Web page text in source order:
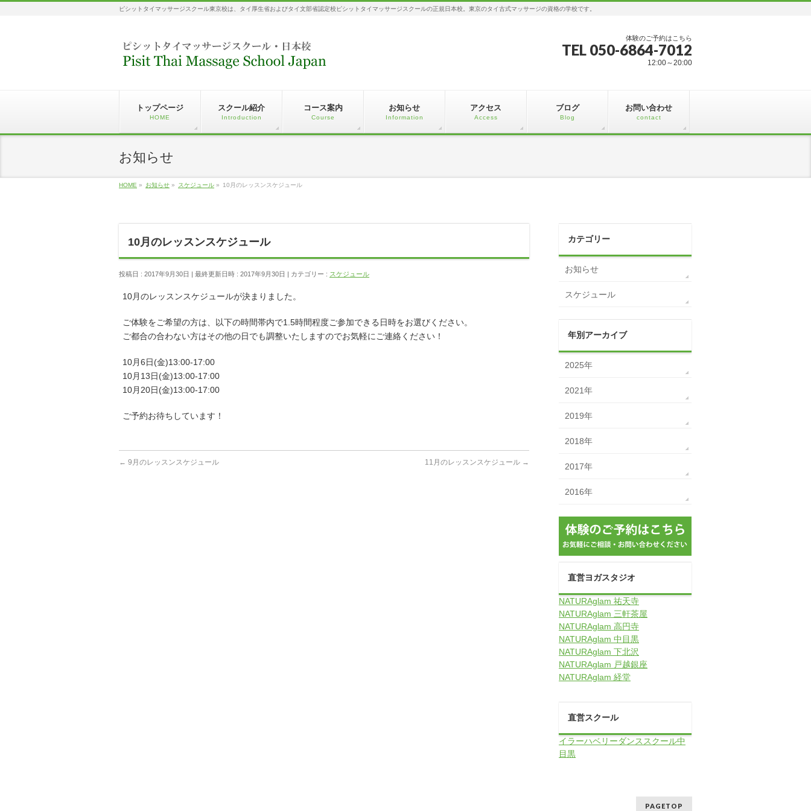
ピシットタイマッサージスクール東京校は、タイ厚生省およびタイ文部省認定校ピシットタイマッサージスクールの正規日本校。東京のタイ古式マッサージの資格の学校です。
体験のご予約はこちら
TEL 050-6864-7012
12:00～20:00
トップページ
HOME
スクール紹介
Introduction
コース案内
Course
お知らせ
Information
アクセス
Access
ブログ
Blog
お問い合わせ
contact
お知らせ
HOME » お知らせ » スケジュール » 10月のレッスンスケジュール
10月のレッスンスケジュール
投稿日 : 2017年9月30日 最終更新日時 : 2017年9月30日 カテゴリー : スケジュール
10月のレッスンスケジュールが決まりました。
ご体験をご希望の方は、以下の時間帯内で1.5時間程度ご参加できる日時をお選びください。
ご都合の合わない方はその他の日でも調整いたしますのでお気軽にご連絡ください！
10月6日(金)13:00-17:00
10月13日(金)13:00-17:00
10月20日(金)13:00-17:00
ご予約お待ちしています！
← 9月のレッスンスケジュール 11月のレッスンスケジュール →
カテゴリー
お知らせ
スケジュール
年別アーカイブ
2025年
2021年
2019年
2018年
2017年
2016年
直営ヨガスタジオ
NATURAglam 祐天寺
NATURAglam 三軒茶屋
NATURAglam 高円寺
NATURAglam 中目黒
NATURAglam 下北沢
NATURAglam 戸越銀座
NATURAglam 経堂
直営スクール
イラーハベリーダンススクール中
目黒
PAGETOP